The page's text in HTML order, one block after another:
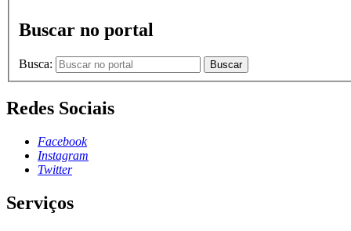
Buscar no portal
Busca: Buscar
Redes Sociais
Facebook
Instagram
Twitter
Serviços